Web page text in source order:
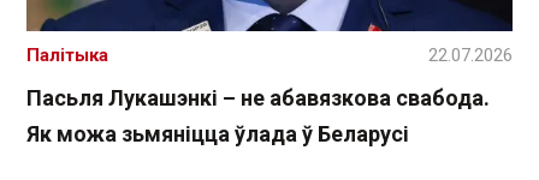
Пасьля Лукашэнкі – не абавязкова свабода.
Як можа зьмяніцца ўлада ў Беларусі
Палітыка 22.07.2026